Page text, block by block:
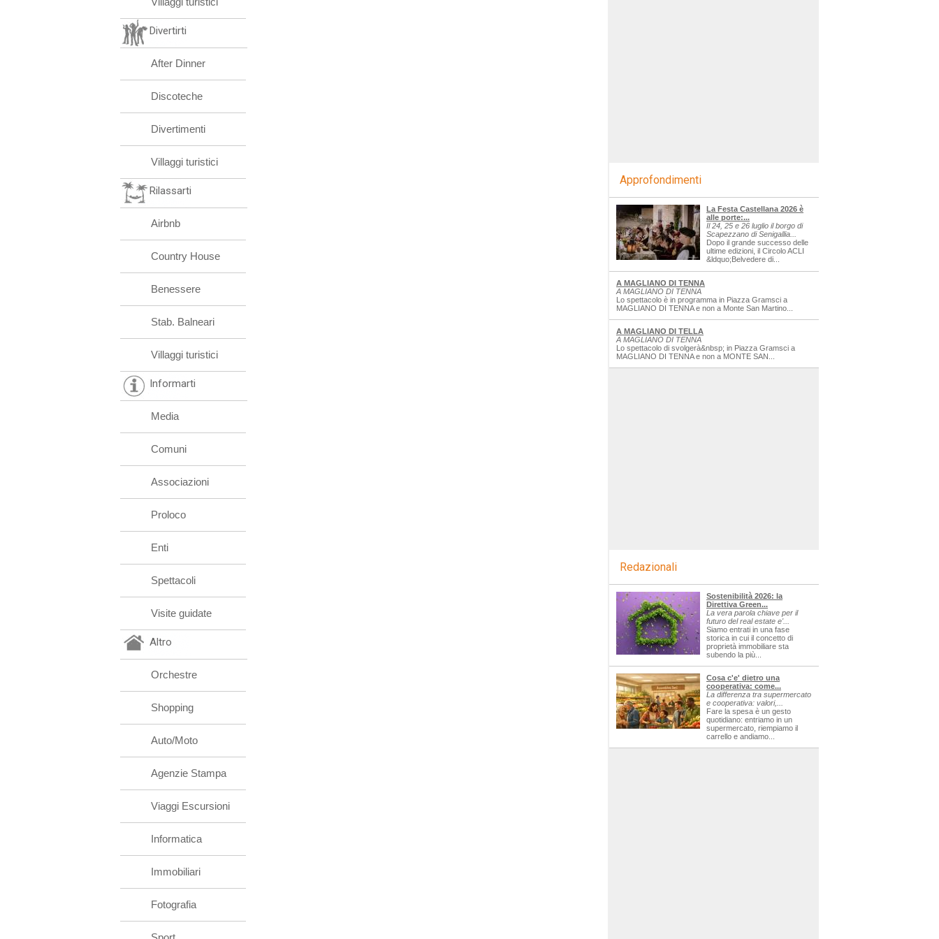
Divertirti
After Dinner
Discoteche
Divertimenti
Villaggi turistici
Rilassarti
Airbnb
Country House
Benessere
Stab. Balneari
Villaggi turistici
Informarti
Media
Comuni
Associazioni
Proloco
Enti
Spettacoli
Visite guidate
Altro
Orchestre
Shopping
Auto/Moto
Agenzie Stampa
Viaggi Escursioni
Informatica
Immobiliari
Fotografia
Approfondimenti
La Festa Castellana 2026 è
alle porte:...
Il 24, 25 e 26 luglio il borgo di
Scapezzano di Senigallia...
Dopo il grande successo delle
ultime edizioni, il Circolo ACLI
&ldquo;Belvedere di...
A MAGLIANO DI TENNA
A MAGLIANO DI TENNA
Lo spettacolo è in programma in Piazza Gramsci a
MAGLIANO DI TENNA e non a Monte San Martino...
A MAGLIANO DI TELLA
A MAGLIANO DI TENNA
Lo spettacolo di svolgerà&nbsp; in Piazza Gramsci a
MAGLIANO DI TENNA e non a MONTE SAN...
Redazionali
Sostenibilità 2026: la
Direttiva Green...
La vera parola chiave per il
futuro del real estate e'...
Siamo entrati in una fase
storica in cui il concetto di
proprietà immobiliare sta
subendo la più...
Cosa c'e' dietro una
cooperativa: come...
La differenza tra supermercato
e cooperativa: valori,...
Fare la spesa è un gesto
quotidiano: entriamo in un
supermercato, riempiamo il
carrello e andiamo...